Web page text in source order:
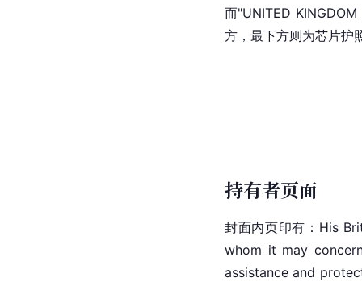
而"UNITED KINGDOM
方，最下方则为芯片护
持有者页面
封面内页印有：His
whom it may
assistance and